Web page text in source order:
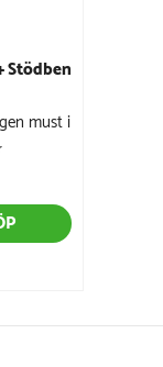
Stödben
must i